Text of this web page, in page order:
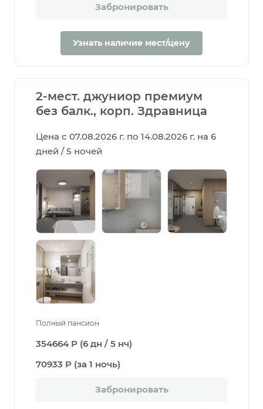
Забронировать
Узнать наличие мест/цену
2-мест. джуниор премиум
без балк., корп. Здравница
Цена с 07.08.2026 г. по 14.08.2026 г. на 6
дней / 5 ночей
Полный пансион
354664 Р (6 дн / 5 нч)
70933 Р (за 1 ночь)
Забронировать